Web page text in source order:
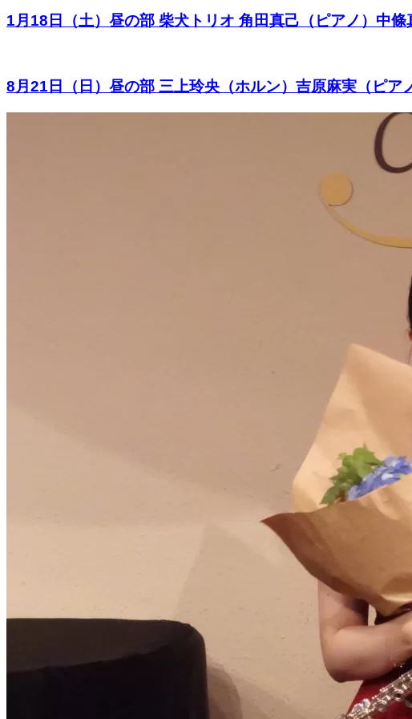
1月18日（土）昼の部 柴犬トリオ 角田真己（ピアノ）中
8月21日（日）昼の部 三上玲央（ホルン）吉原麻実（ピア